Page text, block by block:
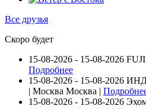
Все друзья
Скоро будет
15-08-2026 - 15-08-2026
Подробнее
15-08-2026 - 15-08-2026
| Москва Москва |
15-08-2026 - 15-08-2026